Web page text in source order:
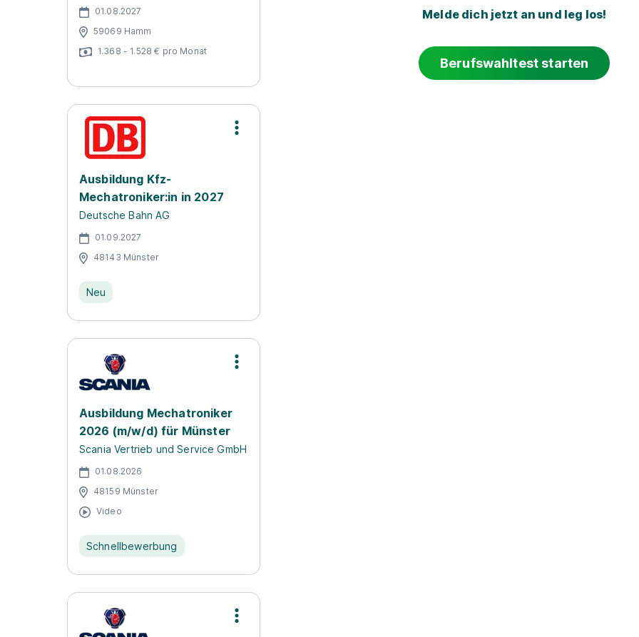
01.08.2027
59069 Hamm
1.368 - 1.528 € pro Monat
Ausbildung Kfz-
Mechatroniker:in in 2027
Deutsche Bahn AG
01.09.2027
48143 Münster
Neu
Ausbildung Mechatroniker
2026 (m/w/d) für Münster
Scania Vertrieb und Service GmbH
01.08.2026
48159 Münster
Video
Schnellbewerbung
Melde dich jetzt an und leg los!
Berufswahltest starten